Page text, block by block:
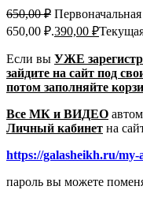
650,00₽
650,00 ₽.390,00 ₽
Если вы УЖЕ
зайдите на сайт под
потом заполняйте
Все МК и ВИДЕО
Личный кабинет на
https://galasheikh.ru/my-
пароль вы можете